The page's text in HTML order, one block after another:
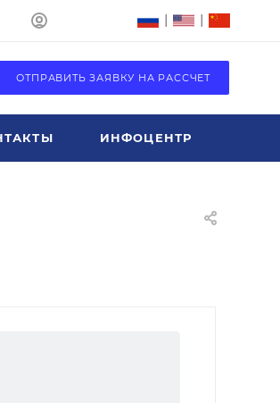
| |
ОТПРАВИТЬ ЗАЯВКУ НА РАССЧЕТ
ИНФОЦЕНТР